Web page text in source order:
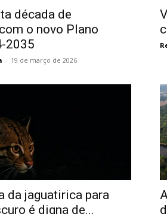
década de
o novo Plano
2035
- 19 de março de 2026
da jaguatirica para
é digna de...